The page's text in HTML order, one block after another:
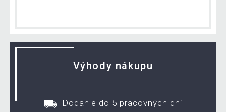
Výhody nákupu
Dodanie do 5 pracovných dní